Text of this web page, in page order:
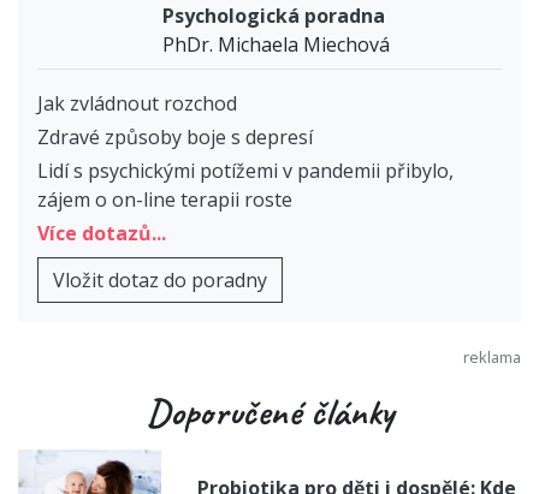
Psychologická poradna
PhDr. Michaela Miechová
Jak zvládnout rozchod
Zdravé způsoby boje s depresí
Lidí s psychickými potížemi v pandemii přibylo,
zájem o on-line terapii roste
Více dotazů...
Vložit dotaz do poradny
Doporučené články
Probiotika pro děti i dospělé: Kde